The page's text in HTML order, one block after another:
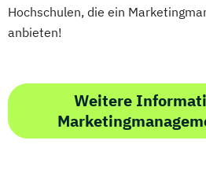
Hochschulen, die ein
anbieten!
Weitere